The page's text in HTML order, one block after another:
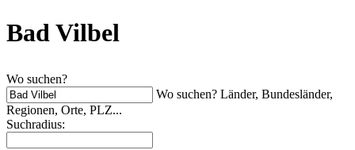
Bad Vilbel
Wo suchen?
Wo suchen? Länder, Bundesländer,
Regionen, Orte, PLZ...
Suchradius: